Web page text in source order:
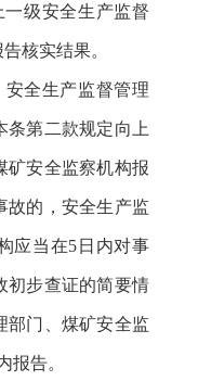
一级安全生产监督
核实结果。
全生产监督管理
条第二款规定向上
矿安全监察机构报
故的，安全生产监
应当在5日内对事
初步查证的简要情
部门、煤矿安全监
报告。